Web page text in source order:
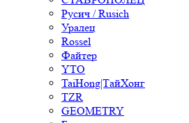
Русич / Rusich
Уралец
Rossel
Файтер
YTO
TaiHong|ТайХонг
TZR
GEOMETRY